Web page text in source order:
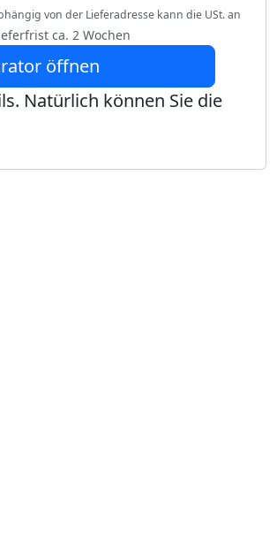
von der Lieferadresse kann die USt. an
ca. 2 Wochen
öffnen
Natürlich können Sie die